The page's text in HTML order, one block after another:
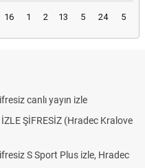
16 1 2 13 5 24 5
canlı yayın izle
ŞİFRESİZ (Hradec Kralove
S Sport Plus izle, Hradec